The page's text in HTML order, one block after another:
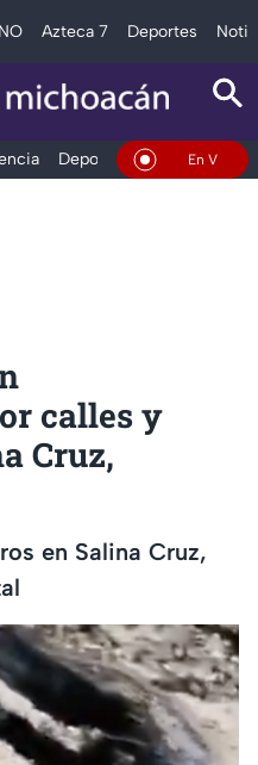
Azteca 7 Deportes
Deportes Espectáculos
En Vivo
calles y
Cruz,
en Salina Cruz,